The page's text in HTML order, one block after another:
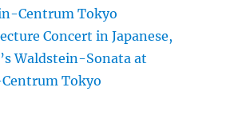
Centrum Tokyo
Concert in Japanese,
Waldstein-Sonata at
Tokyo